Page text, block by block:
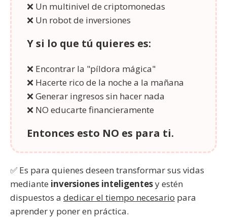
❌ Un multinivel de criptomonedas
❌ Un robot de inversiones
Y si lo que tú quieres es:
❌ Encontrar la "píldora mágica"
❌ Hacerte rico de la noche a la mañana
❌ Generar ingresos sin hacer nada
❌ NO educarte financieramente
Entonces esto NO es para ti.
✅ Es para quienes deseen transformar sus vidas
mediante inversiones inteligentesy estén
dispuestos a dedicar el tiempo necesario para
aprender y poner en práctica.